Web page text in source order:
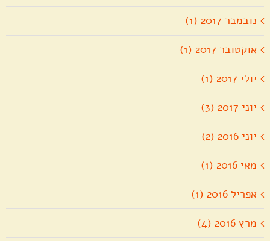
נובמבר 2017 (1)
אוקטובר 2017 (1)
יולי 2017 (1)
יוני 2017 (3)
יוני 2016 (2)
מאי 2016 (1)
אפריל 2016 (1)
מרץ 2016 (4)